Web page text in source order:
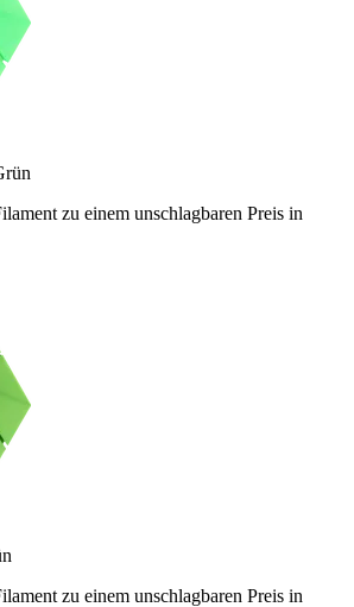
zu einem unschlagbaren Preis in
zu einem unschlagbaren Preis in